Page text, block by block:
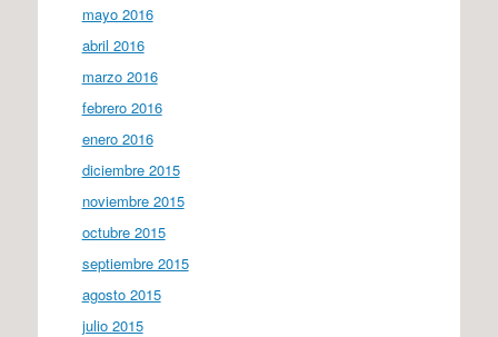
mayo 2016
abril 2016
marzo 2016
febrero 2016
enero 2016
diciembre 2015
noviembre 2015
octubre 2015
septiembre 2015
agosto 2015
julio 2015